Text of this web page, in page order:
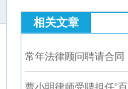
相关文章
常年法律顾问聘请合同